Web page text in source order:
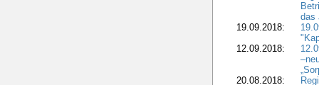
das
19.09.2018:
12.09.2018:
20.08.2018: